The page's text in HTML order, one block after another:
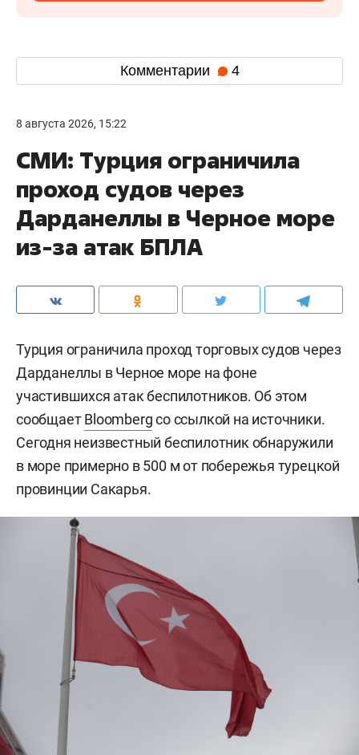
Комментарии 4
8 августа 2026, 15:22
СМИ: Турция ограничила
проход судов через
Дарданеллы в Черное море
из-за атак БПЛА
Турция ограничила проход торговых судов через
Дарданеллы в Черное море на фоне
участившихся атак беспилотников. Об этом
сообщаетBloombergсо ссылкой на источники.
Сегодня неизвестный беспилотник обнаружили
в море примерно в 500 м от побережья турецкой
провинции Сакарья.